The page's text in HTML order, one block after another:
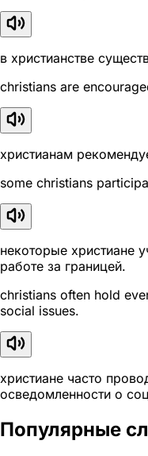
в христианстве
christians are
христианам
some christians
некоторые христиане
работе за границей.
christians often hold
social issues.
христиане часто
осведомленности о
Популярные